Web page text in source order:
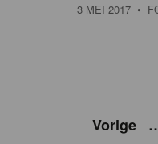
3 MEI 2017 •
Vorige